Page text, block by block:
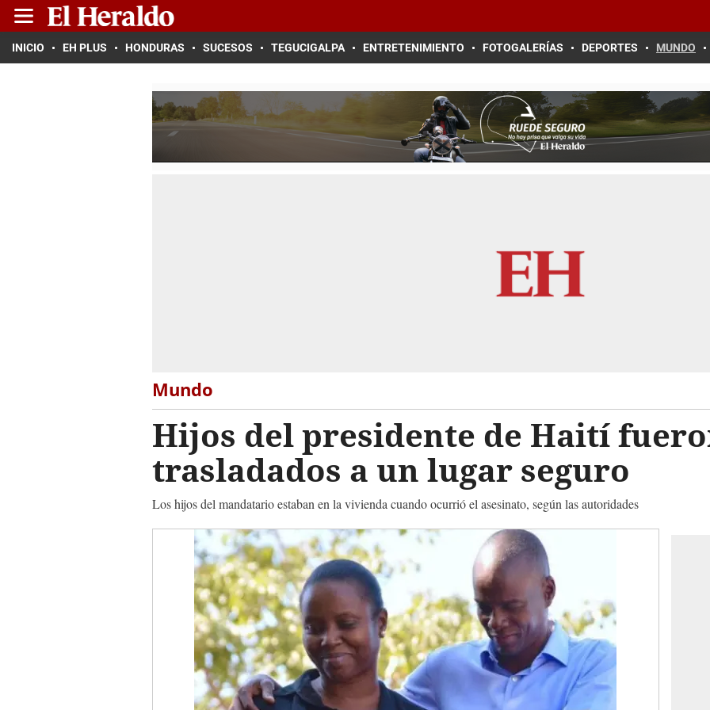
INICIO EH PLUS HONDURAS SUCESOS TEGUCIGALPA ENTRETENIMIENTO FOTOGALERÍAS DEPORTES MUNDO
Mundo
Hijos del presidente de Haití
trasladados a un lugar seguro
Los hijos del mandatario estaban en la vivienda cuando ocurrió el asesinato, según las autoridades